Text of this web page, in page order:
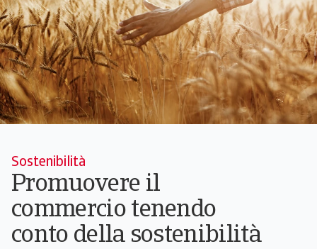
Sostenibilità
Promuovere il
commercio tenendo
conto della sostenibilità